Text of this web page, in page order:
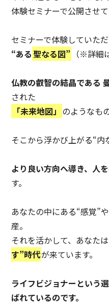
体験セミナーで公開させ
セミナーで体験していただ
“ある聖なる図” （※詳細
仏教の叡智の結晶である
された
「未来地図」 のようなもの
そこから浮かび上がる“内
より良い方向へ導き、人
す。
あなたの中にある“感覚”
産。
それを活かして、あなた
す”時代が来ています。
ライフビジョナーという
ばれているのです。